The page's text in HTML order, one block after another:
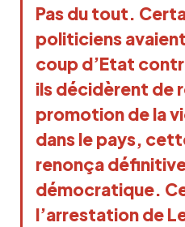
Pas du tout.
politiciens
coup d’Etat
ils décidèrent de
promotion de la
dans le pays,
renonça
démocratique.
l’arrestation de